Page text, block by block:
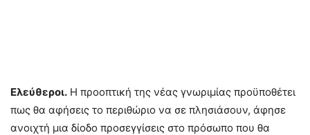
Ελεύθεροι. Η προοπτική της νέας γνωριμίας προϋποθέτει
πως θα αφήσεις το περιθώριο να σε πλησιάσουν, άφησε
ανοιχτή μια δίοδο προσεγγίσεις στο πρόσωπο που θα